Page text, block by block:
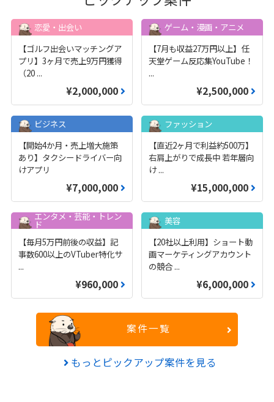
恋愛・出会い
【ゴルフ出会いマッチングア
プリ】3ヶ月で売上9万円獲得
（20 ...
¥2,000,000
ゲーム・漫画・アニメ
【7月も収益27万円以上】任
天堂ゲーム反応集YouTube！
...
¥2,500,000
ビジネス
【開始4か月・売上増大施策
あり】タクシードライバー向
けアプリ
¥7,000,000
ファッション
【直近2ヶ月で利益約500万】
右肩上がりで成長中 若年層向
け...
¥15,000,000
エンタメ・芸能・トレン
ド
【毎月5万円前後の収益】記
事数600以上のVTuber特化サ
...
¥960,000
美容
【20社以上利用】ショート動
画マーケティングアカウント
の競合...
¥6,000,000
案件一覧
もっとピックアップ案件を見る